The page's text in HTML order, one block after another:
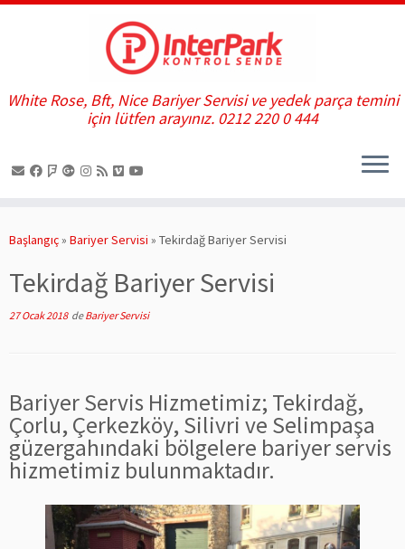
to
White Rose, Bft, Nice Bariyer Servisi ve yedek parça temini
için lütfen arayınız. 0212 220 0 444
Başlangıç» Bariyer Servisi » Tekirdağ Bariyer Servisi
Tekirdağ Bariyer Servisi
27 Ocak 2018deBariyer Servisi
Bariyer Servis Hizmetimiz; Tekirdağ,
Çorlu, Çerkezköy, Silivri ve Selimpaşa
güzergahındaki bölgelere bariyer servis
hizmetimiz bulunmaktadır.